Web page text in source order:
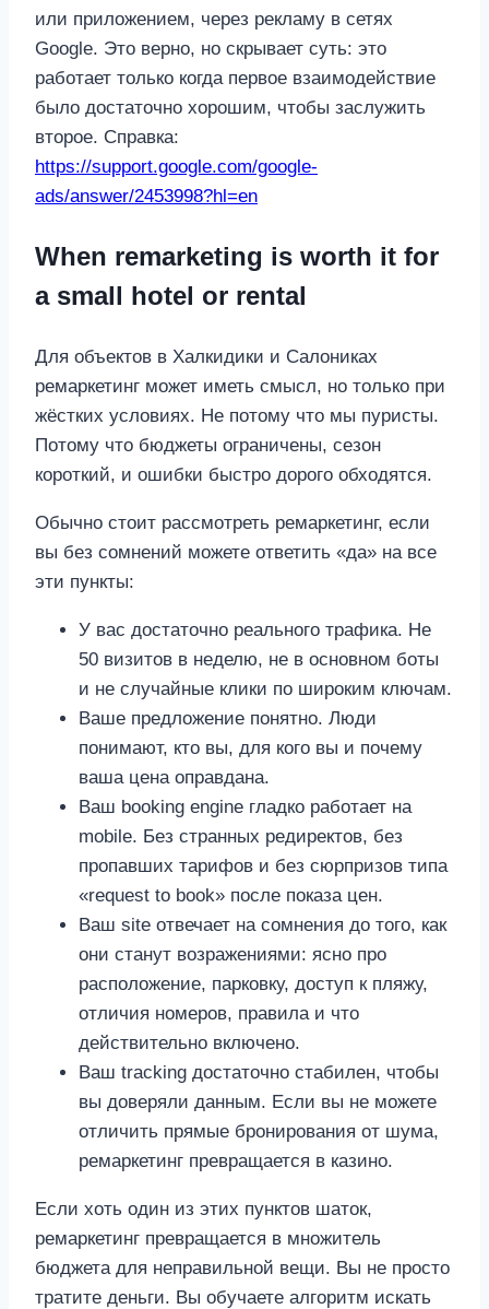
или приложением, через рекламу в сетях
Google. Это верно, но скрывает суть: это
работает только когда первое взаимодействие
было достаточно хорошим, чтобы заслужить
второе. Справка:
https://support.google.com/google-
ads/answer/2453998?hl=en
When remarketing is worth it for
a small hotel or rental
Для объектов в Халкидики и Салониках
ремаркетинг может иметь смысл, но только при
жёстких условиях. Не потому что мы пуристы.
Потому что бюджеты ограничены, сезон
короткий, и ошибки быстро дорого обходятся.
Обычно стоит рассмотреть ремаркетинг, если
вы без сомнений можете ответить «да» на все
эти пункты:
У вас достаточно реального трафика. Не
50 визитов в неделю, не в основном боты
и не случайные клики по широким ключам.
Ваше предложение понятно. Люди
понимают, кто вы, для кого вы и почему
ваша цена оправдана.
Ваш booking engine гладко работает на
mobile. Без странных редиректов, без
пропавших тарифов и без сюрпризов типа
«request to book» после показа цен.
Ваш site отвечает на сомнения до того, как
они станут возражениями: ясно про
расположение, парковку, доступ к пляжу,
отличия номеров, правила и что
действительно включено.
Ваш tracking достаточно стабилен, чтобы
вы доверяли данным. Если вы не можете
отличить прямые бронирования от шума,
ремаркетинг превращается в казино.
Если хоть один из этих пунктов шаток,
ремаркетинг превращается в множитель
бюджета для неправильной вещи. Вы не просто
тратите деньги. Вы обучаете алгоритм искать